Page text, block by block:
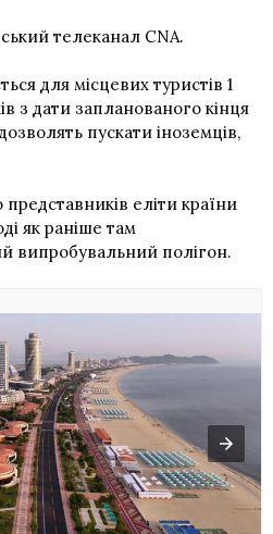
телеканал CNA.
для місцевих туристів 1
з дати запланованого кінця
пускати іноземців,
еліти країни
як раніше там
випробувальний полігон.